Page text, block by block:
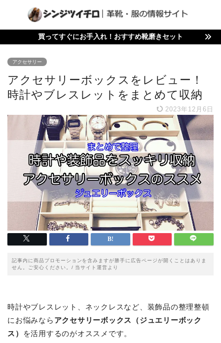
買ってすぐにお手入れ！おすすめ靴磨きセット
アクセサリー
アクセサリーボックスをレビュー！
時計やブレスレットをまとめて収納
2023年12月6日
記事内に商品プロモーションを含みますが勝手に広告ページが開くことはありま
せん。ご安心ください。/ 当サイト運営より
時計やブレスレット、ネックレスなど、装飾品の整理整頓
にお悩みなら アクセサリーボックス（ジュエリーボック
ス）
を活用するのがオススメです。